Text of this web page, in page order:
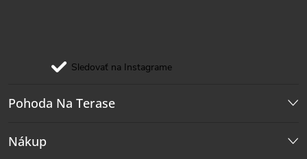
Sledovať na Instagrame
Pohoda Na Terase
Nákup